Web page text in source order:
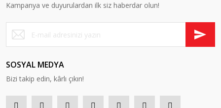
Kampanya ve duyurulardan ilk siz haberdar olun!
SOSYAL MEDYA
Bizi takip edin, kârlı çıkın!